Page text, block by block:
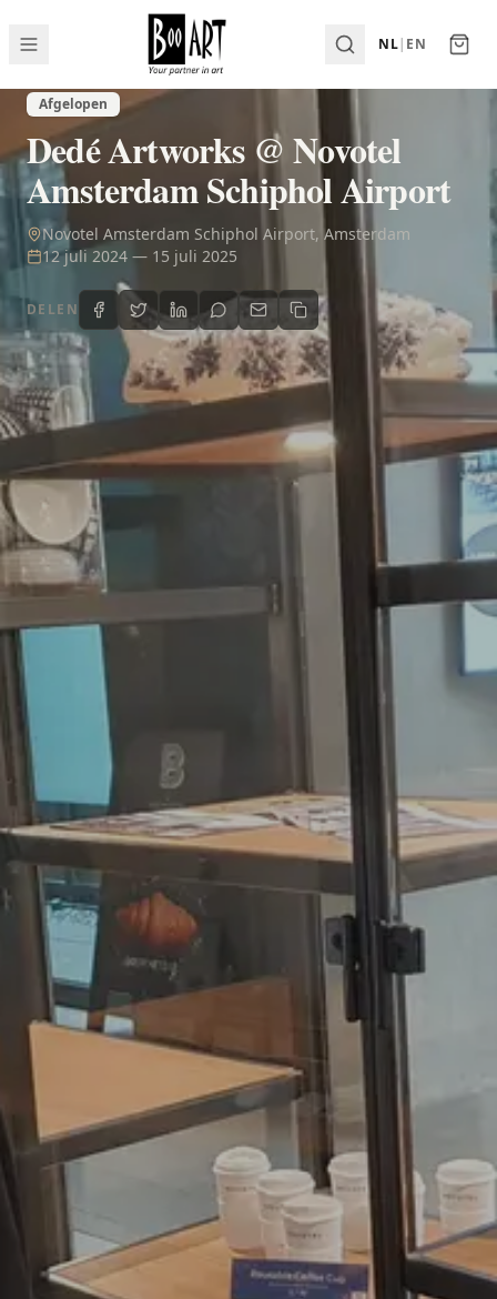
NL| EN
Afgelopen
Dedé Artworks @ Novotel
Amsterdam Schiphol Airport
Novotel Amsterdam Schiphol Airport, Amsterdam
12 juli 2024 — 15 juli 2025
DELEN